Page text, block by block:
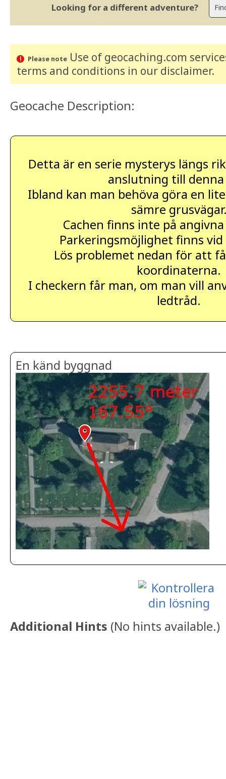
Looking for a different adventure?
Please noteUse of geocaching.com
terms and conditions in our disclaimer.
Geocache Description:
Detta är en serie mysterys längs
anslutning till denna
Ibland kan man behöva göra en
sämre
Cachen finns inte på
Parkeringsmöjlighet finns
Lös problemet nedan för att
koordinaterna.
I checkern får man, om man vill
ledtråd.
En känd byggnad
Additional Hints (No hints available.)